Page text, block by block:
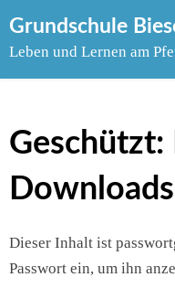
to
Grundschule
Leben und Lernen am
Geschützt:
Downloads
Dieser Inhalt ist
Passwort ein, um ihn